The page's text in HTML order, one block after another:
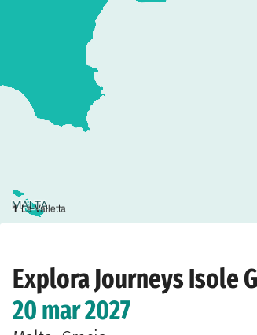
1 La Valletta
Explora Journeys Isole
20 mar 2027